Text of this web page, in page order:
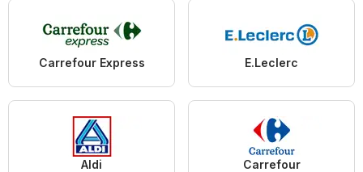
Carrefour Express E.Leclerc
Aldi Carrefour